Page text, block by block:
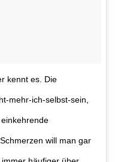
kennt es. Die
mehr-ich-selbst-sein,
will man gar